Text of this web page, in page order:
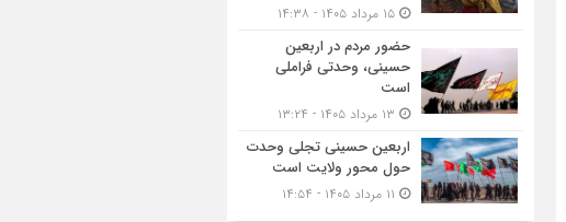
حضور مردم در اربعین
حسینی، وحدتی فراملی
است
اربعین حسینی تجلی وحدت
حول محور ولایت است